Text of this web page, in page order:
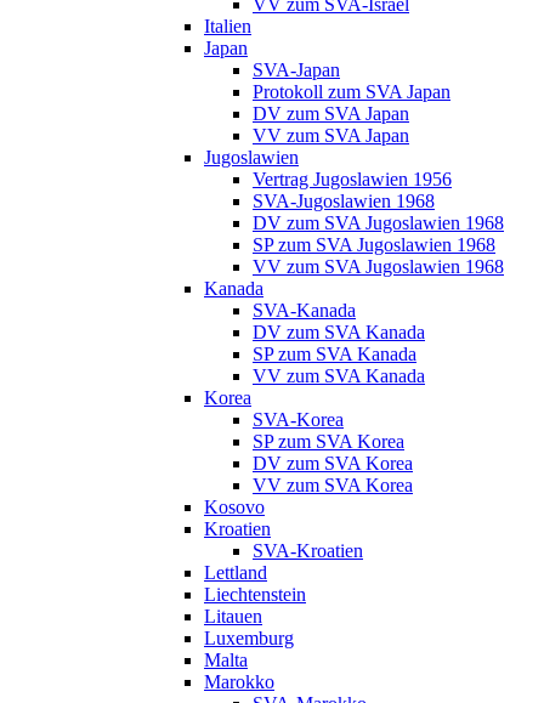
Italien
Japan
SVA-Japan
Protokoll zum SVA Japan
DV zum SVA Japan
VV zum SVA Japan
Jugoslawien
Vertrag Jugoslawien 1956
SVA-Jugoslawien 1968
DV zum SVA Jugoslawien 1968
SP zum SVA Jugoslawien 1968
VV zum SVA Jugoslawien 1968
Kanada
SVA-Kanada
DV zum SVA Kanada
SP zum SVA Kanada
VV zum SVA Kanada
Korea
SVA-Korea
SP zum SVA Korea
DV zum SVA Korea
VV zum SVA Korea
Kosovo
Kroatien
SVA-Kroatien
Lettland
Liechtenstein
Litauen
Luxemburg
Malta
Marokko